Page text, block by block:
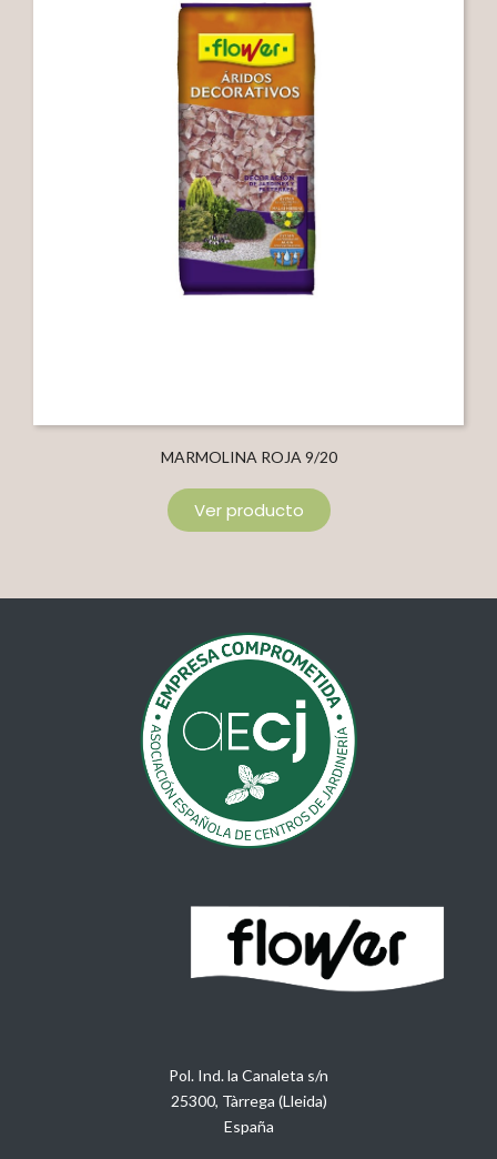
MARMOLINA ROJA 9/20
Ver producto
Pol. Ind. la Canaleta s/n
25300, Tàrrega (Lleida)
España